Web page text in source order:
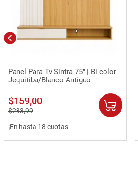
Vista rápida
Panel Para Tv Sintra 75" | Bi color
Jequitiba/Blanco Antiguo
$159,00
$233,99
¡En hasta 18 cuotas!